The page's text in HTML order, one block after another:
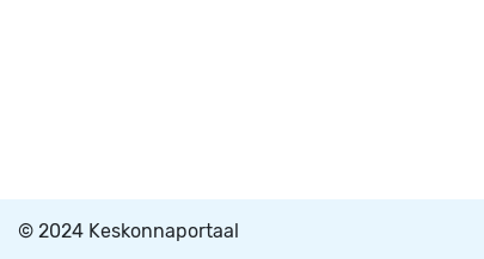
© 2024 Keskonnaportaal